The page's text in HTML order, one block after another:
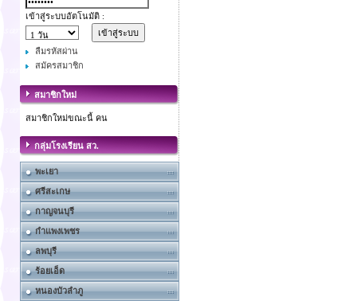
เข้าสู่ระบบอัตโนมัติ :
ลืมรหัสผ่าน
สมัครสมาชิก
สมาชิกใหม่
สมาชิกใหม่ขณะนี้ คน
กลุ่มโรงเรียน สว.
พะเยา
ศรีสะเกษ
กาญจนบุรี
กำแพงเพชร
ลพบุรี
ร้อยเอ็ด
หนองบัวลำภู